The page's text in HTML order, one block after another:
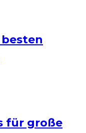
für große